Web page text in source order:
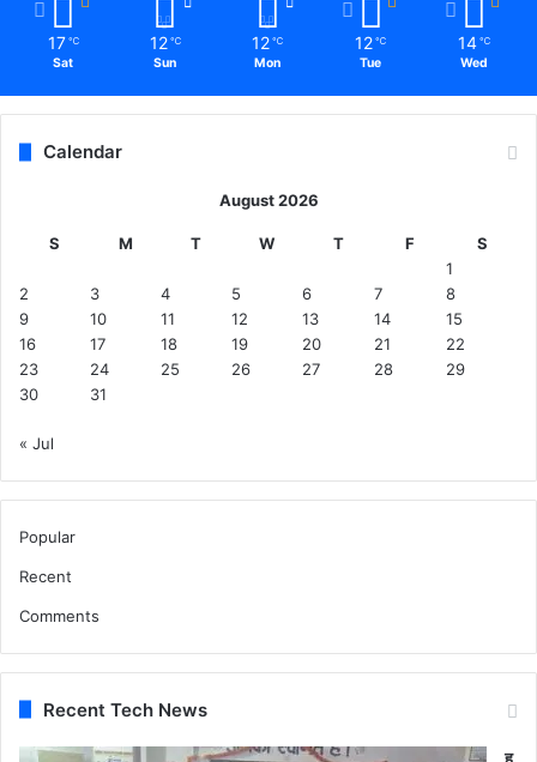
17 ℃
Sat
12 ℃
Sun
12 ℃
Mon
12 ℃
Tue
14 ℃
Wed
Calendar
August 2026
S M T W T F
S
1
2
3 4 5 6 7
8
9
10 11 12 13 14
15
16
17 18 19 20 21
22
23
24 25 26 27 28
29
30
31
« Jul
Popular
Recent
Comments
Recent Tech News
ह